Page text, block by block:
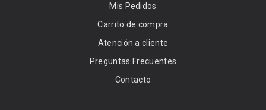
Mis Pedidos
Carrito de compra
Atención a cliente
Preguntas Frecuentes
Contacto